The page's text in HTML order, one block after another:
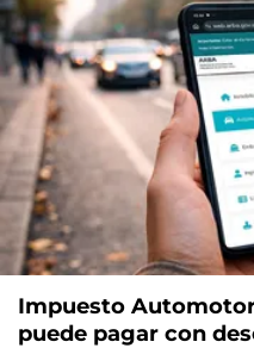
Impuesto
puede pagar con